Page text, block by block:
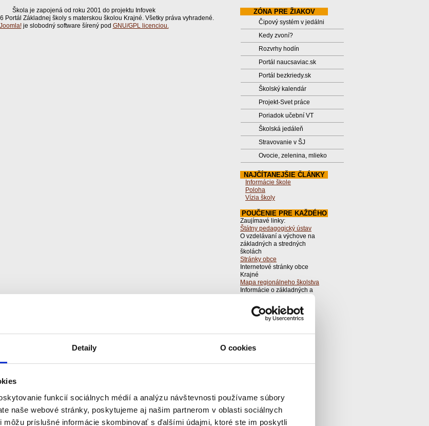
Detaily O cookies
funkcií sociálnych médií a analýzu návštevnosti používame súbory
naše webové stránky, poskytujeme aj našim partnerom v oblasti sociálnych
môžu príslušné informácie skombinovať s ďalšími údajmi, ktoré ste im poskytli
Škola je zapojená od roku 2001 do projektu Infovek
Portál Základnej školy s materskou školou Krajné. Všetky práva vyhradené.
Joomla!je slobodný software šírený pod GNU/GPL licenciou.
ZÓNA PRE ŽIAKOV
Čipový systém v jedálni
Kedy zvoní?
Rozvrhy hodín
Portál naucsaviac.sk
Portál bezkriedy.sk
Školský kalendár
Projekt-Svet práce
Poriadok učební VT
Školská jedáleň
Stravovanie v ŠJ
Ovocie, zelenina, mlieko
NAJČÍTANEJŠIE ČLÁNKY
Informácie škole
Poloha
Vízia školy
POUČENIE PRE KAŽDÉHO
Zaujímavé linky:
Štátny pedagogický ústav
O vzdelávaní a výchove na
základných a stredných
školách
Stránky obce
Internetové stránky obce
Krajné
Mapa regionálneho školstva
Informácie o základných a